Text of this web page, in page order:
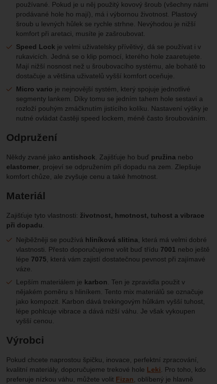
používané. Pokud je u něj použitý kovový šroub (všechny námi
prodávané hole ho mají), má i výbornou životnost. Plastový
šroub u levných hůlek se rychle strhne. Nevýhodou je nižší
komfort při aretaci, musíte je zašroubovat.
Speed Lock je velmi uživatelsky přívětivý, dá se používat i v
rukavicích. Jedná se o klip pomocí, kterého hole zaaretujete.
Mají nižší nosnost než u šroubovacího systému, ale bohatě to
dostačuje a většina uživatelů vyšší komfort oceňuje.
Micro vario je nejnovější systém, který spojuje jednotlivé
segmenty lankem. Díky tomu se jedním tahem hole sestaví a
rozloží pouhým zmáčknutím jistícího kolíku. Nastavení výšky je
nutné ovládat častěji speed lockem, méně často šroubováním.
Odpružení
Někdy zvané jako antishock. Zajišťuje ho buď pružina nebo
elastomer, projeví se odpružením při dopadu na zem. Zlepšuje
komfort chůze, ale zvyšuje cenu a také hmotnost.
Materiál
Zajišťuje tyto vlastnosti: životnost, hmotnost, tuhost a vibrace
při dopadu.
Nejběžněji se používá hliníková slitina, která má velmi dobré
vlastnosti. Přesto doporučujeme volit buď třídu 7001 nebo ještě
lépe 7075, která vám zajistí dostatečnou pevnost při zajímavé
váze.
Lepším materiálem je karbon. Ten je zpravidla použit v
nějakém poměru s hliníkem. Tento mix materiálů se označuje
jako kompozit. Karbon dává trekingovým hůlkám vyšší tuhost,
lépe pohlcuje vibrace a dává nižší váhu. Je však vykoupen
vyšší cenou.
Výrobci
Pokud chcete naprostou špičku, inovace, perfektní zpracování,
kvalitní materiály, doporučujeme trekové hole Leki. Pro toho, kdo
preferuje nízkou váhu, můžete volit Fizan, oblíbený je hlavně